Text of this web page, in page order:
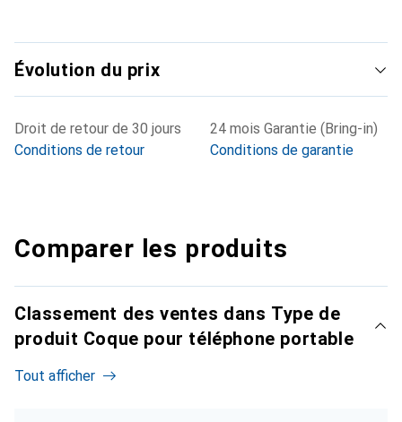
Évolution du prix
Droit de retour de 30 jours
Conditions de retour
24 mois Garantie (Bring-in)
Conditions de garantie
Comparer les produits
Classement des ventes dans Type de
produit Coque pour téléphone portable
Tout afficher